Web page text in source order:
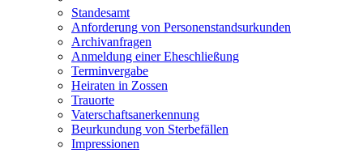
Standesamt
Anforderung von Personenstandsurkunden
Archivanfragen
Anmeldung einer Eheschließung
Terminvergabe
Heiraten in Zossen
Trauorte
Vaterschaftsanerkennung
Beurkundung von Sterbefällen
Impressionen